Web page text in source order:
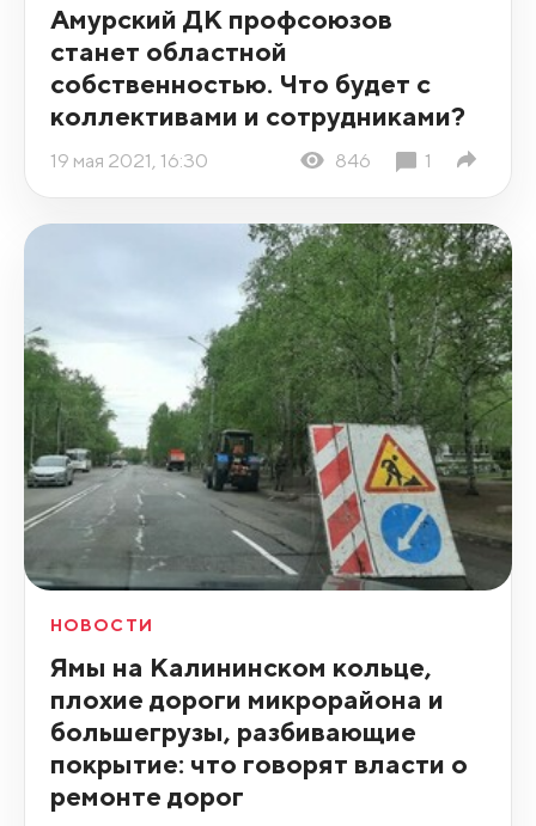
Амурский ДК профсоюзов
станет областной
собственностью. Что будет с
коллективами и сотрудниками?
19 мая 2021, 16:30 846 1
НОВОСТИ
Ямы на Калининском кольце,
плохие дороги микрорайона и
большегрузы, разбивающие
покрытие: что говорят власти о
ремонте дорог